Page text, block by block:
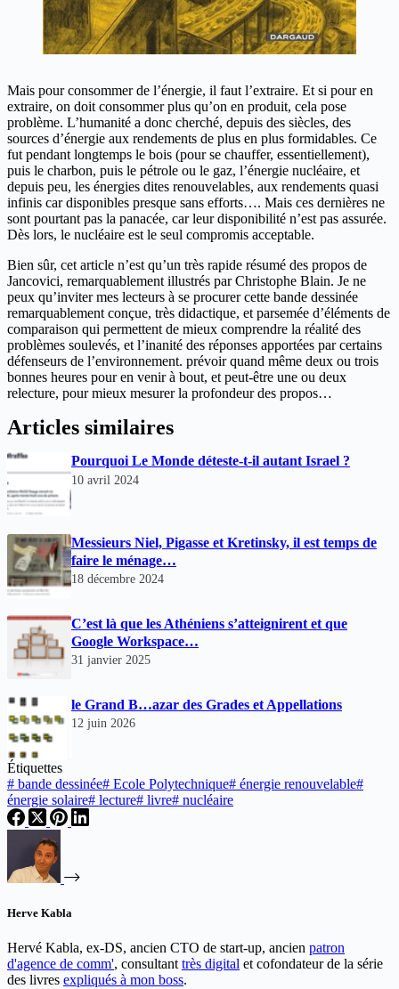
Mais pour consommer de l’énergie, il faut l’extraire. Et si pour en
extraire, on doit consommer plus qu’on en produit, cela pose
problème. L’humanité a donc cherché, depuis des siècles, des
sources d’énergie aux rendements de plus en plus formidables. Ce
fut pendant longtemps le bois (pour se chauffer, essentiellement),
puis le charbon, puis le pétrole ou le gaz, l’énergie nucléaire, et
depuis peu, les énergies dites renouvelables, aux rendements quasi
infinis car disponibles presque sans efforts…. Mais ces dernières ne
sont pourtant pas la panacée, car leur disponibilité n’est pas assurée.
Dès lors, le nucléaire est le seul compromis acceptable.
Bien sûr, cet article n’est qu’un très rapide résumé des propos de
Jancovici, remarquablement illustrés par Christophe Blain. Je ne
peux qu’inviter mes lecteurs à se procurer cette bande dessinée
remarquablement conçue, très didactique, et parsemée d’éléments de
comparaison qui permettent de mieux comprendre la réalité des
problèmes soulevés, et l’inanité des réponses apportées par certains
défenseurs de l’environnement. prévoir quand même deux ou trois
bonnes heures pour en venir à bout, et peut-être une ou deux
relecture, pour mieux mesurer la profondeur des propos…
Articles similaires
Pourquoi Le Monde déteste-t-il autant Israel ?
10 avril 2024
Messieurs Niel, Pigasse et Kretinsky, il est temps de
faire le ménage…
18 décembre 2024
C’est là que les Athéniens s’atteignirent et que
Google Workspace…
31 janvier 2025
le Grand B…azar des Grades et Appellations
12 juin 2026
Étiquettes
# bande dessinée# Ecole Polytechnique# énergie renouvelable#
énergie solaire# lecture# livre# nucléaire
Herve Kabla
Hervé Kabla, ex-DS, ancien CTO de start-up, ancien patron
d'agence de comm', consultant très digital et cofondateur de la série
des livres expliqués à mon boss.